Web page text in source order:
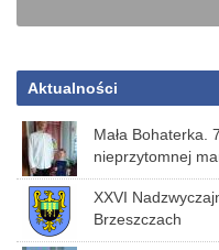
Aktualności
Mała Bohaterka.
nieprzytomnej
XXVI
Brzeszczach